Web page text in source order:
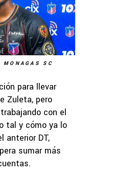
SC
para llevar
Zuleta, pero
con el
tal y cómo ya lo
anterior DT,
sumar más